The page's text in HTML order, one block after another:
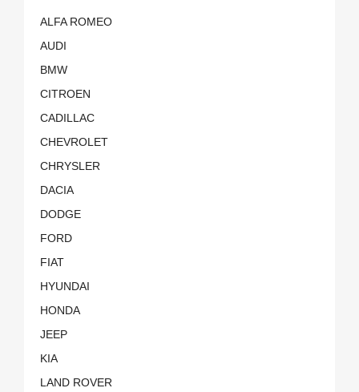
ALFA ROMEO
AUDI
BMW
CITROEN
CADILLAC
CHEVROLET
CHRYSLER
DACIA
DODGE
FORD
FIAT
HYUNDAI
HONDA
JEEP
KIA
LAND ROVER